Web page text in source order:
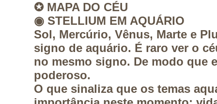
✪ MAPA DO CÉU
◉ STELLIUM EM AQUÁRIO
Sol, Mercúrio, Vênus, Marte e
signo de aquário. É raro ver o
no mesmo signo. De modo que
poderoso.
O que sinaliza que os temas